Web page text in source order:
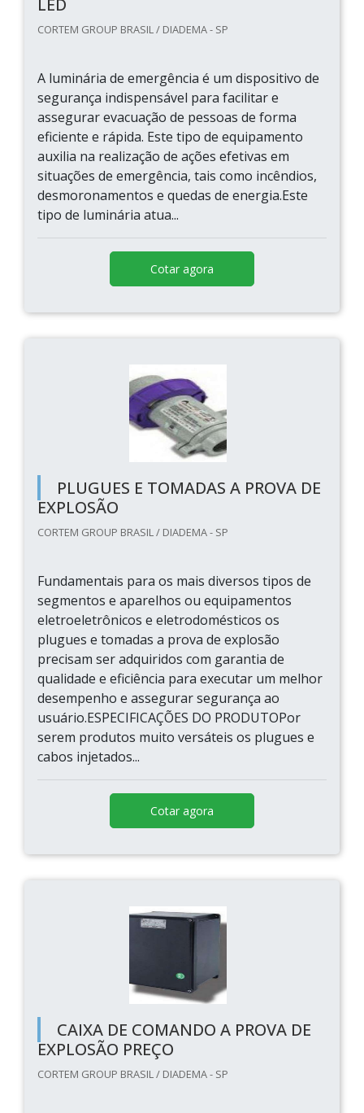
LED
CORTEM GROUP BRASIL / DIADEMA - SP
A luminária de emergência é um dispositivo de
segurança indispensável para facilitar e
assegurar evacuação de pessoas de forma
eficiente e rápida. Este tipo de equipamento
auxilia na realização de ações efetivas em
situações de emergência, tais como incêndios,
desmoronamentos e quedas de energia.Este
tipo de luminária atua...
Cotar agora
PLUGUES E TOMADAS A PROVA DE
EXPLOSÃO
CORTEM GROUP BRASIL / DIADEMA - SP
Fundamentais para os mais diversos tipos de
segmentos e aparelhos ou equipamentos
eletroeletrônicos e eletrodomésticos os
plugues e tomadas a prova de explosão
precisam ser adquiridos com garantia de
qualidade e eficiência para executar um melhor
desempenho e assegurar segurança ao
usuário.ESPECIFICAÇÕES DO PRODUTOPor
serem produtos muito versáteis os plugues e
cabos injetados...
Cotar agora
CAIXA DE COMANDO A PROVA DE
EXPLOSÃO PREÇO
CORTEM GROUP BRASIL / DIADEMA - SP